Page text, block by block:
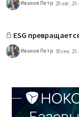
Иванов Петр 29 авг, 25
ESG
Иванов Петр 30 сен, 25